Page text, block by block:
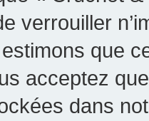
verrouiller
que
acceptez
dans